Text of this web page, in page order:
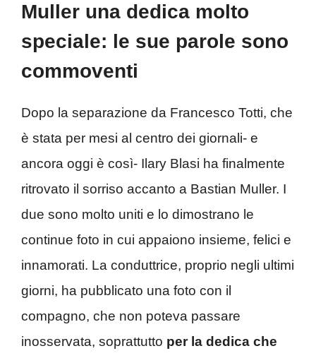
Muller una dedica molto
speciale: le sue parole sono
commoventi
Dopo la separazione da Francesco Totti, che
è stata per mesi al centro dei giornali- e
ancora oggi è così- Ilary Blasi ha finalmente
ritrovato il sorriso accanto a Bastian Muller. I
due sono molto uniti e lo dimostrano le
continue foto in cui appaiono insieme, felici e
innamorati. La conduttrice, proprio negli ultimi
giorni, ha pubblicato una foto con il
compagno, che non poteva passare
inosservata, soprattutto per la dedica che